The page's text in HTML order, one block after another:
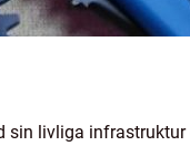
sin livliga